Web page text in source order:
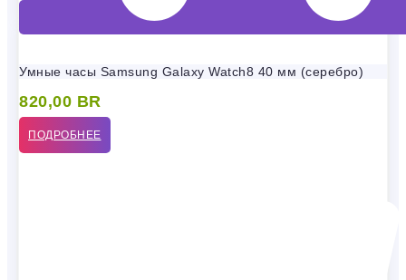
Умные часы Samsung Galaxy Watch8 40 мм (серебро)
820,00 BR
ПОДРОБНЕЕ